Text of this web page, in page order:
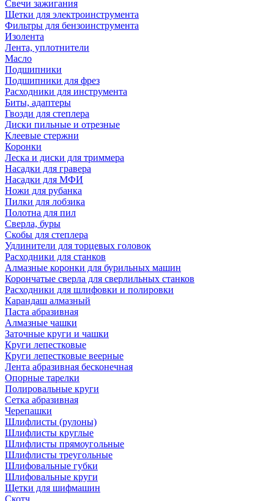
Свечи зажигания
Щетки для электроинструмента
Фильтры для бензоинструмента
Изолента
Лента, уплотнители
Масло
Подшипники
Подшипники для фрез
Расходники для инструмента
Биты, адаптеры
Гвозди для степлера
Диски пильные и отрезные
Клеевые стержни
Коронки
Леска и диски для триммера
Насадки для гравера
Насадки для МФИ
Ножи для рубанка
Пилки для лобзика
Полотна для пил
Сверла, буры
Скобы для степлера
Удлинители для торцевых головок
Расходники для станков
Алмазные коронки для бурильных машин
Корончатые сверла для сверлильных станков
Расходники для шлифовки и полировки
Карандаш алмазный
Паста абразивная
Алмазные чашки
Заточные круги и чашки
Круги лепестковые
Круги лепестковые веерные
Лента абразивная бесконечная
Опорные тарелки
Полировальные круги
Сетка абразивная
Черепашки
Шлифлисты (рулоны)
Шлифлисты круглые
Шлифлисты прямоугольные
Шлифлисты треугольные
Шлифовальные губки
Шлифовальные круги
Щетки для шифмашин
Скотч